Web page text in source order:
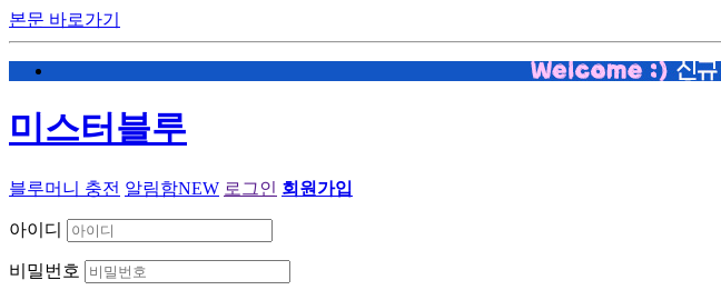
본문 바로가기
미스터블루
블루머니 충전 알림함NEW 로그인 회원가입
아이디
비밀번호